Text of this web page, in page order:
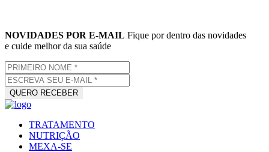
NOVIDADES POR E-MAIL Fique por dentro das novidades
e cuide melhor da sua saúde
TRATAMENTO
NUTRIÇÃO
MEXA-SE